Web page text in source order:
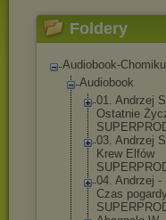
Foldery
Audiobook-
Audiobook
01. Andrzej
Ostatnie
03. Andrzej
Krew Elfów
04. Andrzej -
Czas